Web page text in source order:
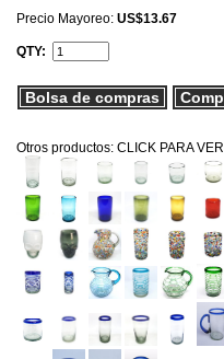
Precio Mayoreo:US$13.67
QTY:
Bolsa de compras
Otros productos: CLICK PARA VER